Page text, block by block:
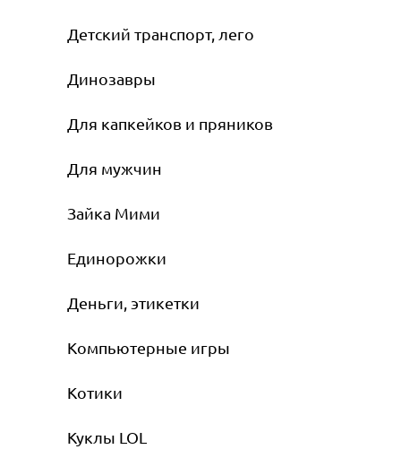
Детский транспорт, лего
Динозавры
Для капкейков и пряников
Для мужчин
Зайка Мими
Единорожки
Деньги, этикетки
Компьютерные игры
Котики
Куклы LOL